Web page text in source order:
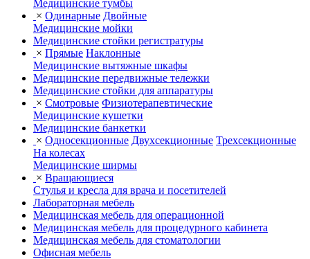
Медицинские тумбы
× Одинарные Двойные
Медицинские мойки
Медицинские стойки регистратуры
× Прямые Наклонные
Медицинские вытяжные шкафы
Медицинские передвижные тележки
Медицинские стойки для аппаратуры
× Смотровые Физиотерапевтические
Медицинские кушетки
Медицинские банкетки
× Односекционные Двухсекционные Трехсекционные
На колесах
Медицинские ширмы
× Вращающиеся
Стулья и кресла для врача и посетителей
Лабораторная мебель
Медицинская мебель для операционной
Медицинская мебель для процедурного кабинета
Медицинская мебель для стоматологии
Офисная мебель